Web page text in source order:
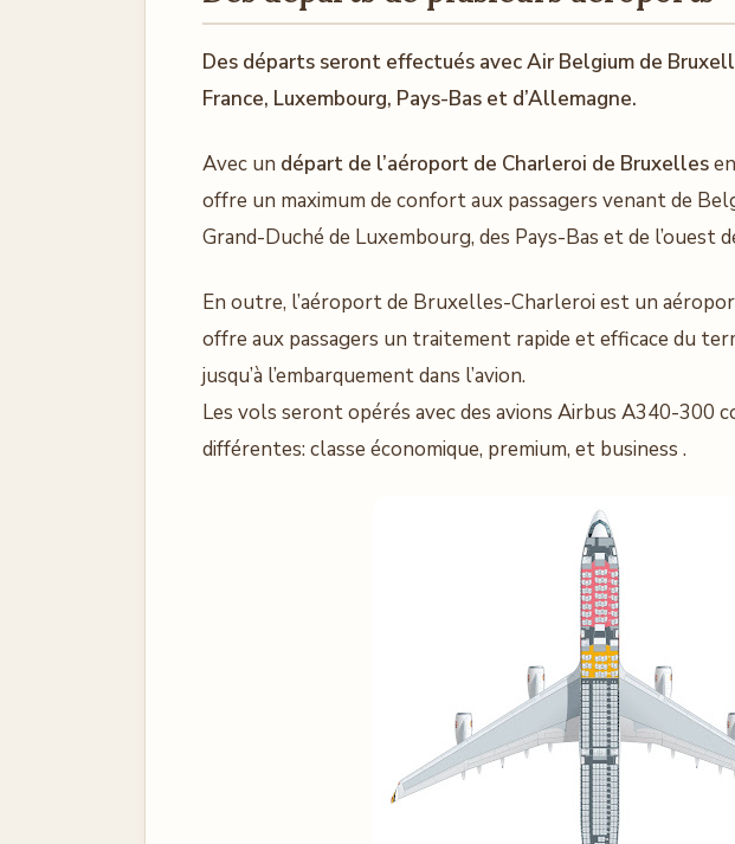
Des départs seront effectués avec Air Belgium de
France, Luxembourg, Pays-Bas et d’Allemagne.
Avec un départ de l’aéroport de Charleroi de Bruxelles
offre un maximum de confort aux passagers venant de
Grand-Duché de Luxembourg, des Pays-Bas et de l’ouest
En outre, l’aéroport de Bruxelles-Charleroi est un
offre aux passagers un traitement rapide et efficace du
jusqu’à l’embarquement dans l’avion.
Les vols seront opérés avec des avions Airbus A340-300
différentes: classe économique, premium, et business .